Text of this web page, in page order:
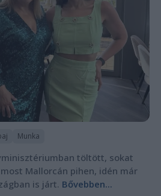
Munka
töltött, sokat
Mallorcán pihen, idén már
is járt. Bővebben...